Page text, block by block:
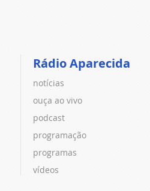
Rádio Aparecida
notícias
ouça ao vivo
podcast
programação
programas
vídeos